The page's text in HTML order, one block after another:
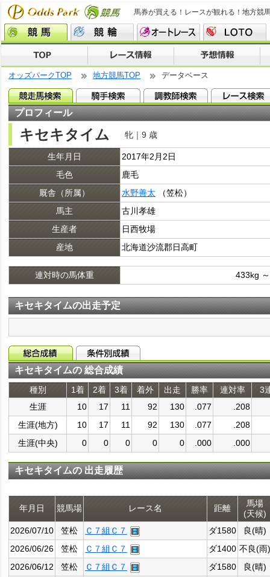
馬券が買える！レースが観れる！地方競
オッズパークTOP 地方競馬TOP データベース
プロフィール
キセキタイム 牝｜9 歳
生年月日
2017年2月2日
毛色
鹿毛
厩舎（所属）
水野善太 （笠松）
馬主
古川孝雄
生産者
日西牧場
産地
北海道沙流郡日高町
連対時の馬体重 433kg
キセキタイムの出走予定
キセキタイムの 総合成績
種別 1着 2着 3着 着外 出走 勝率 連対率
3
生涯
10 17 11 92 130 .077
.208
生涯(地方)
10 17 11 92 130 .077
.208
生涯(中央)
0 0 0 0 0 .000 .000
キセキタイムの 出走履歴
年月日 競馬場 レース名 距離
馬場
(天候)
2026/07/10
笠松 Ｃ７組Ｃ７ ダ1580
良(晴)
2026/06/26
笠松 Ｃ７組Ｃ７ ダ1400 不良(雨)
2026/06/12
笠松 Ｃ７組Ｃ７ ダ1580 良(晴)